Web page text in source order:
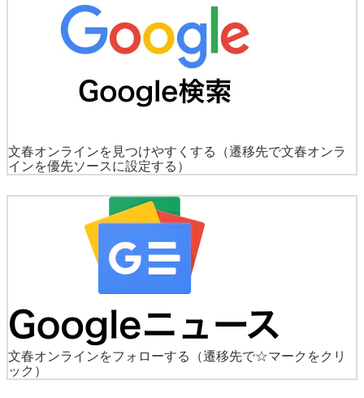
文春オンラインを見つけやすくする
（遷移先で文春オンラ
インを優先ソースに設定する）
文春オンラインをフォローする
（遷移先で☆マークをクリ
ック）